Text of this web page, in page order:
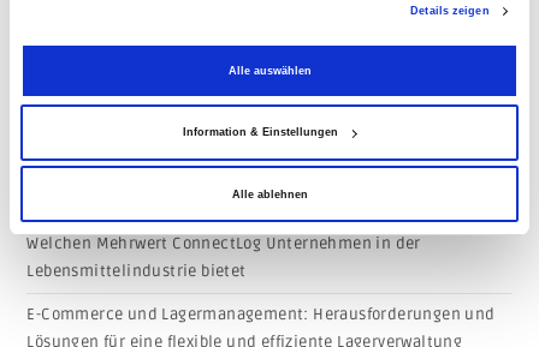
Details zeigen
Alle auswählen
Information & Einstellungen
Alle ablehnen
Produktprüfung in ConnectLog: Digitale Qualitätssicherung für
Wareneingang, Lager und Produktion
die meiste Zeit? Wie trägt ConnectLog dazu bei, diese Prozesse
Welchen Mehrwert ConnectLog Unternehmen in der
Lebensmittelindustrie bietet
E-Commerce und Lagermanagement: Herausforderungen und
Lösungen für eine flexible und effiziente Lagerverwaltung